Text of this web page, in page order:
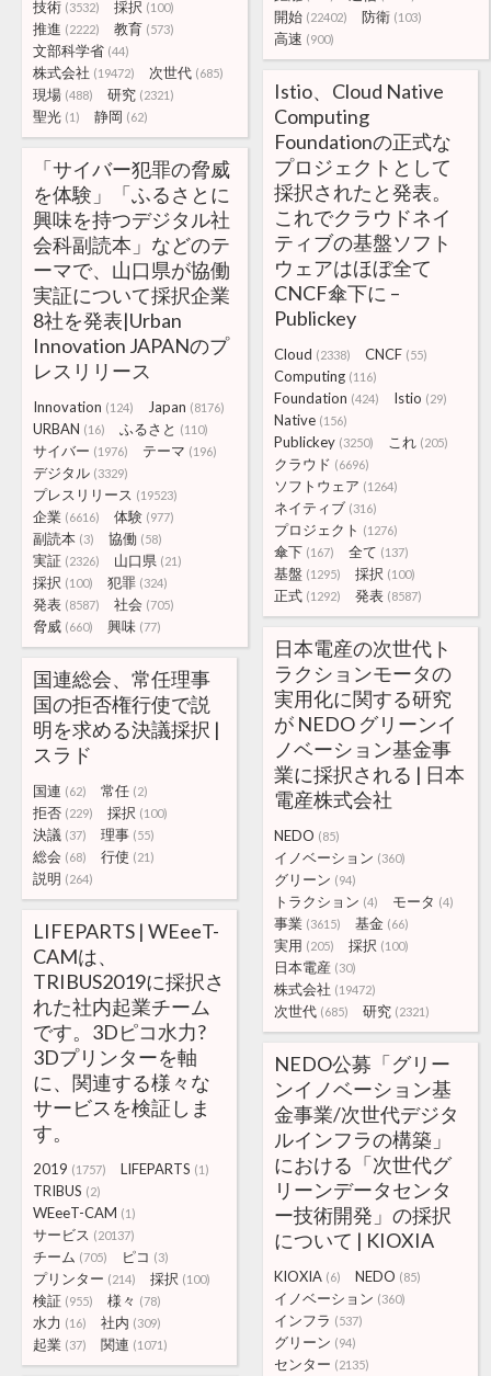
開始 (22402) 防衛 (103)
高速 (900)
技術 (3532) 採択 (100)
推進 (2222) 教育 (573)
文部科学省 (44)
株式会社 (19472) 次世代 (685)
現場 (488) 研究 (2321)
聖光 (1) 静岡 (62)
Istio、Cloud Native
Computing
Foundationの正式な
プロジェクトとして
採択されたと発表。
これでクラウドネイ
ティブの基盤ソフト
ウェアはほぼ全て
CNCF傘下に –
Publickey
Cloud (2338) CNCF (55)
Computing (116)
Foundation (424) Istio (29)
Native (156)
Publickey (3250) これ (205)
クラウド (6696)
ソフトウェア (1264)
ネイティブ (316)
プロジェクト (1276)
傘下 (167) 全て (137)
基盤 (1295) 採択 (100)
正式 (1292) 発表 (8587)
「サイバー犯罪の脅威
を体験」「ふるさとに
興味を持つデジタル社
会科副読本」などのテ
ーマで、山口県が協働
実証について採択企業
8社を発表|Urban
Innovation JAPANのプ
レスリリース
Innovation (124) Japan (8176)
URBAN (16) ふるさと (110)
サイバー (1976) テーマ (196)
デジタル (3329)
プレスリリース (19523)
企業 (6616) 体験 (977)
副読本 (3) 協働 (58)
実証 (2326) 山口県 (21)
採択 (100) 犯罪 (324)
発表 (8587) 社会 (705)
脅威 (660) 興味 (77)
日本電産の次世代ト
ラクションモータの
実用化に関する研究
が NEDO グリーンイ
ノベーション基金事
業に採択される | 日本
電産株式会社
NEDO (85)
イノベーション (360)
グリーン (94)
トラクション (4) モータ (4)
事業 (3615) 基金 (66)
実用 (205) 採択 (100)
日本電産 (30)
株式会社 (19472)
次世代 (685) 研究 (2321)
国連総会、常任理事
国の拒否権行使で説
明を求める決議採択 |
スラド
国連 (62) 常任 (2)
拒否 (229) 採択 (100)
決議 (37) 理事 (55)
総会 (68) 行使 (21)
説明 (264)
LIFEPARTS | WEeeT-
CAMは、
TRIBUS2019に採択さ
れた社内起業チーム
です。3Dピコ水力?
3Dプリンターを軸
に、関連する様々な
サービスを検証しま
す。
2019 (1757) LIFEPARTS (1)
TRIBUS (2)
WEeeT-CAM (1)
サービス (20137)
チーム (705) ピコ (3)
プリンター (214) 採択 (100)
検証 (955) 様々 (78)
水力 (16) 社内 (309)
起業 (37) 関連 (1071)
NEDO公募「グリー
ンイノベーション基
金事業/次世代デジタ
ルインフラの構築」
における「次世代グ
リーンデータセンタ
ー技術開発」の採択
について | KIOXIA
KIOXIA (6) NEDO (85)
イノベーション (360)
インフラ (537)
グリーン (94)
センター (2135)